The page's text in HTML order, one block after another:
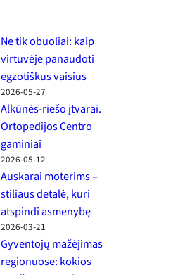
Ne tik obuoliai: kaip
virtuvėje panaudoti
egzotiškus vaisius
2026-05-27
Alkūnės-riešo įtvarai.
Ortopedijos Centro
gaminiai
2026-05-12
Auskarai moterims –
stiliaus detalė, kuri
atspindi asmenybę
2026-03-21
Gyventojų mažėjimas
regionuose: kokios